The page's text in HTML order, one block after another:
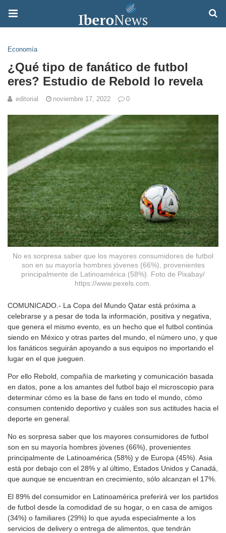
Economía
¿Qué tipo de fanático de futbol
eres? Estudio de Rebold lo revela
editorial noviembre 17, 2022 0
No es sorpresa saber que los mayores consumidores de futbol
son en su mayoría hombres jóvenes (66%), provenientes
principalmente de Latinoamérica (58%). Foto de Pixabay/
https://www.pexels.com.
COMUNICADO.- La Copa del Mundo Qatar está próxima a
celebrarse y a pesar de toda la información, positiva y negativa,
que genera el mismo evento, es un hecho que el futbol continúa
siendo en México y otras partes del mundo, el número uno, y que
los fanáticos seguirán apoyando a sus equipos no importando el
lugar en el que jueguen.
Por ello Rebold, compañía de marketing y comunicación basada
en datos, pone a los amantes del futbol bajo el microscopio para
determinar cómo es la base de fans en todo el mundo, cómo
consumen contenido deportivo y cuáles son sus actitudes hacia el
deporte en general.
No es sorpresa saber que los mayores consumidores de futbol
son en su mayoría hombres jóvenes (66%), provenientes
principalmente de Latinoamérica (58%) y de Europa (45%). Asia
está por debajo con el 28% y al último, Estados Unidos y Canadá,
que aunque se encuentran en crecimiento, sólo alcanzan el 17%.
El 89% del consumidor en Latinoamérica preferirá ver los partidos
de futbol desde la comodidad de su hogar, o en casa de amigos
(34%) o familiares (29%) lo que ayuda especialmente a los
servicios de delivery o entrega de alimentos, que tendrán